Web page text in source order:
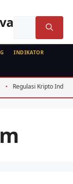
INDIKATOR
Kripto Indonesia